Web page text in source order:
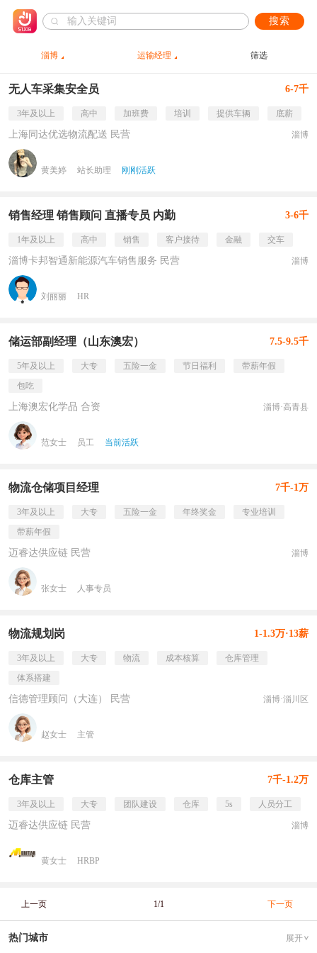
搜索
淄博 运输经理 筛选
无人车采集安全员 6-7千
3年及以上 高中 加班费 培训 提供车辆 底薪
上海同达优选物流配送 民营 淄博
黄美婷 站长助理 刚刚活跃
销售经理 销售顾问 直播专员 内勤 3-6千
1年及以上 高中 销售 客户接待 金融 交车
淄博卡邦智通新能源汽车销售服务 民营 淄博
刘丽丽 HR
储运部副经理（山东澳宏） 7.5-9.5千
5年及以上 大专 五险一金 节日福利
带薪年假
包吃
上海澳宏化学品 合资 淄博·高青县
范女士 员工 当前活跃
物流仓储项目经理 7千-1万
3年及以上 大专 五险一金 年终奖金
专业培训
带薪年假
迈睿达供应链 民营 淄博
张女士 人事专员
物流规划岗 1-1.3万·13薪
3年及以上 大专 物流 成本核算
仓库管理
体系搭建
信德管理顾问（大连） 民营 淄博·淄川区
赵女士 主管
仓库主管 7千-1.2万
3年及以上 大专 团队建设 仓库 5s 人员分工
迈睿达供应链 民营 淄博
黄女士 HRBP
上一页 1/1 下一页
热门城市 展开